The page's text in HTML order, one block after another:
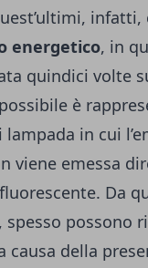
energetico, in
quindici volte
è
in cui
viene emessa
Da
spesso possono
causa della